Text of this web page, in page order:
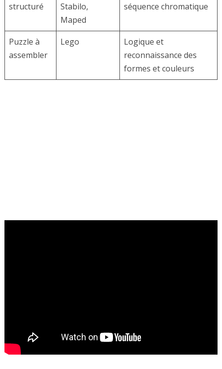
structuré
Stabilo,
Maped
séquence chromatique
Puzzle à
assembler
Lego
Logique et
reconnaissance des
formes et couleurs